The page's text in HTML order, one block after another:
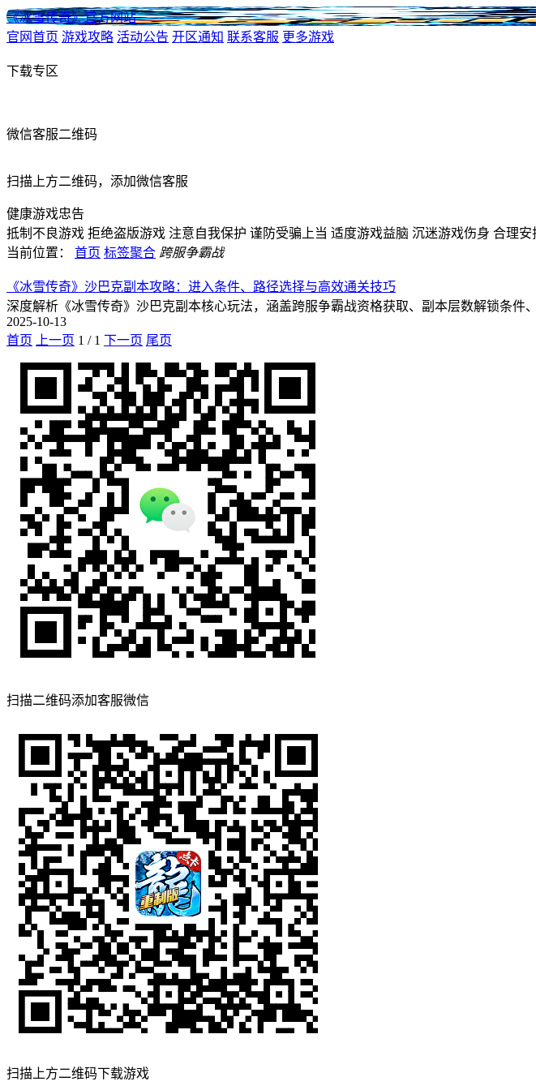
《冰雪传奇》官方网站
官网首页 游戏攻略 活动公告 开区通知 联系客服 更多游戏
下载专区
微信客服二维码
扫描上方二维码，添加微信客服
健康游戏忠告
抵制不良游戏 拒绝盗版游戏 注意自我保护 谨防受骗上当 适度游戏益脑 沉迷游戏伤身 合理安
当前位置：
首页 标签聚合 跨服争霸战
《冰雪传奇》沙巴克副本攻略：进入条件、路径选择与高效通关技巧
深度解析《冰雪传奇》沙巴克副本核心玩法，涵盖跨服争霸战资格获取、副本层数解锁条件
2025-10-13
首页
上一页 1 / 1 下一页 尾页
扫描二维码添加客服微信
扫描上方二维码下载游戏